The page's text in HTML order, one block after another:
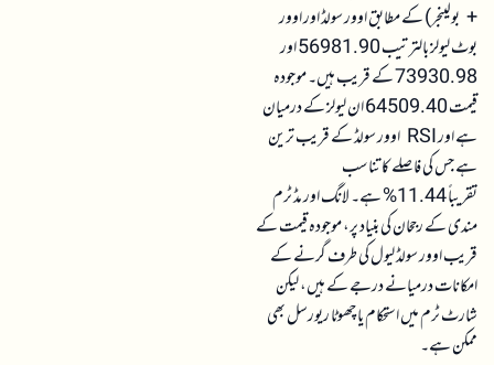
+ بولینجر) کے مطابق اوور سولڈ اور اوور
بوٹ لیولز بالترتیب 56981.90 اور
73930.98 کے قریب ہیں۔ موجودہ
قیمت 64509.40 ان لیولز کے درمیان
ہے اور RSI اوور سولڈ کے قریب ترین
ہے جس کی فاصلے کا تناسب
تقریباً 11.44% ہے۔ لانگ اور مڈ ٹرم
مندی کے رجحان کی بنیاد پر، موجودہ قیمت کے
قریب اوور سولڈ لیول کی طرف گرنے کے
امکانات درمیانے درجے کے ہیں، لیکن
شارٹ ٹرم میں استحکام یا چھوٹا ریورسل بھی
ممکن ہے۔